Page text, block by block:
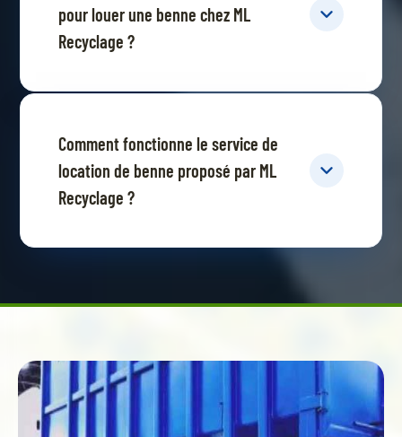
pour louer une benne chez ML
Recyclage ?
Comment fonctionne le service de
location de benne proposé par ML
Recyclage ?